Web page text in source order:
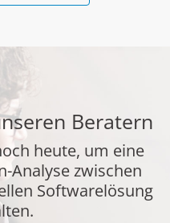
Beratern
heute, um eine
Analyse zwischen
Softwarelösung